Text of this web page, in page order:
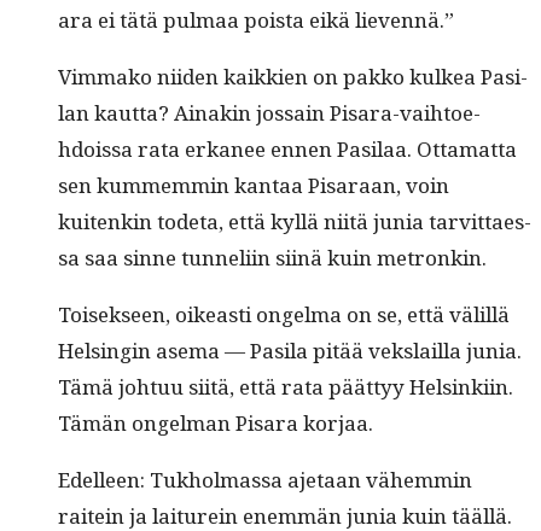
ara ei tätä pul­maa poista eikä lievennä.”
Vim­mako niiden kaikkien on pakko kulkea Pasi­
lan kaut­ta? Ainakin jos­sain Pis­ara-vai­h­toe­
hdois­sa rata erka­nee ennen Pasi­laa. Otta­mat­ta
sen kum­mem­min kan­taa Pis­araan, voin
kuitenkin tode­ta, että kyl­lä niitä junia tarvit­taes­
sa saa sinne tun­neli­in siinä kuin metronkin.
Toisek­seen, oikeasti ongel­ma on se, että välil­lä
Helsin­gin ase­ma — Pasi­la pitää vek­slail­la junia.
Tämä johtuu siitä, että rata päät­tyy Helsinki­in.
Tämän ongel­man Pis­ara korjaa.
Edelleen: Tukhol­mas­sa aje­taan vähem­min
raitein ja lai­turein enem­män junia kuin tääl­lä.